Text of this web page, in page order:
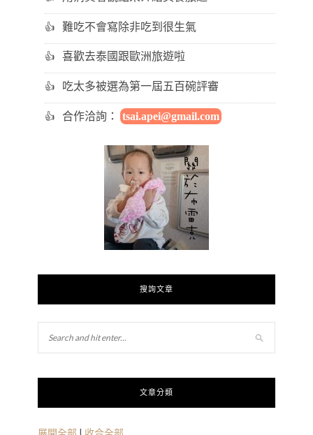
難吃不會寫除非吃到很生氣
喜歡去泰國跟歐洲旅遊啦
吃太多被選為第一屆五百碗評審
合作洽詢： tsai.apei@gmail.com
搜詢文章
文章分類
展開全部 | 收合全部